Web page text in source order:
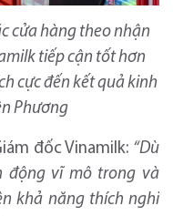
cửa hàng theo nhận
tiếp cận tốt hơn
cực đến kết quả kinh
Phương
đốc Vinamilk: “Dù
động vĩ mô trong và
khả năng thích nghi